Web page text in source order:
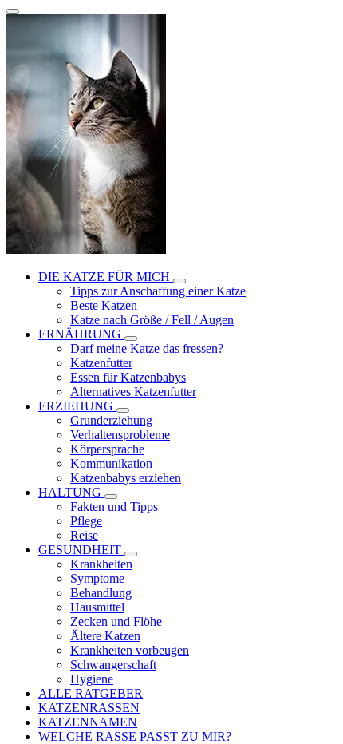
DIE KATZE FÜR MICH
Tipps zur Anschaffung einer Katze
Beste Katzen
Katze nach Größe / Fell / Augen
ERNÄHRUNG
Darf meine Katze das fressen?
Katzenfutter
Essen für Katzenbabys
Alternatives Katzenfutter
ERZIEHUNG
Grunderziehung
Verhaltensprobleme
Körpersprache
Kommunikation
Katzenbabys erziehen
HALTUNG
Fakten und Tipps
Pflege
Reise
GESUNDHEIT
Krankheiten
Symptome
Behandlung
Hausmittel
Zecken und Flöhe
Ältere Katzen
Krankheiten vorbeugen
Schwangerschaft
Hygiene
ALLE RATGEBER
KATZENRASSEN
KATZENNAMEN
WELCHE RASSE PASST ZU MIR?